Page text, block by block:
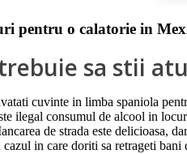
pentru o calatorie in
sa stii
cuvinte in limba spaniola
ilegal consumul de alcool in
de strada este delicioasa,
cazul in care doriti sa retrageti bani